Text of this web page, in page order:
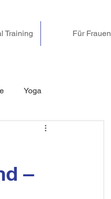
Training Für Frauen
Yoga
Online-Kurse & Angebote
Rückenschmerzen
–